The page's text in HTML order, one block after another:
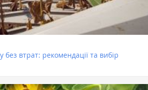
втрат: рекомендації та вибір